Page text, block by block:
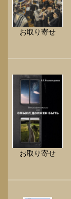
お取り寄せ
お取り寄せ